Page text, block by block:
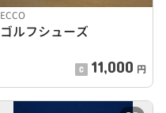
ECCO
ゴルフシューズ
11,000 円